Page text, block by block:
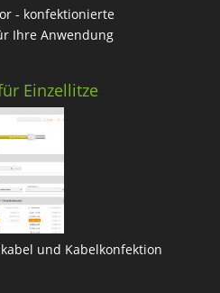
- konfektionierte
Ihre Anwendung
Einzellitze
und Kabelkonfektion